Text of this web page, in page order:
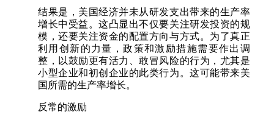
结果是，美国经济并未从研发支出带来的生产率
增长中受益。这凸显出不仅要关注研发投资的规
模，还要关注资金的配置方向与方式。为了真正
利用创新的力量，政策和激励措施需要作出调
整，以鼓励更有活力、敢冒风险的行为，尤其是
小型企业和初创企业的此类行为。这可能带来美
国所需的生产率增长。
反常的激励